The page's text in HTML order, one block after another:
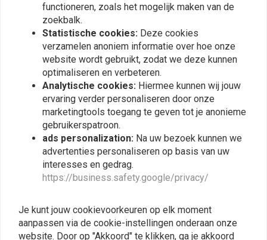
Plaats ook een review
Vergelijkbare producten
functioneren, zoals het mogelijk maken van de
zoekbalk.
Statistische cookies: Deze cookies
verzamelen anoniem informatie over hoe onze
website wordt gebruikt, zodat we deze kunnen
optimaliseren en verbeteren.
Analytische cookies: Hiermee kunnen wij jouw
ervaring verder personaliseren door onze
marketingtools toegang te geven tot je anonieme
gebruikerspatroon.
ads personalization: Na uw bezoek kunnen we
advertenties personaliseren op basis van uw
interesses en gedrag.
https://business.safety.google/privacy/
Je kunt jouw cookievoorkeuren op elk moment
aanpassen via de cookie-instellingen onderaan onze
website. Door op "Akkoord" te klikken, ga je akkoord